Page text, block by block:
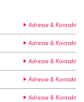
Adresse & Kontakt
Adresse & Kontakt
Adresse & Kontakt
Adresse & Kontakt
Adresse & Kontakt